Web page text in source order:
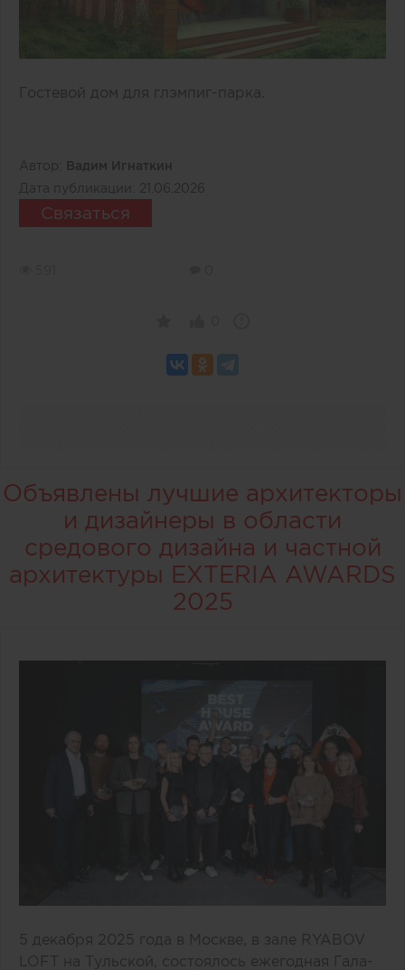
Гостевой дом для глэмпиг-парка.
Автор:
Вадим Игнаткин
Дата публикации:
21.06.2026
Связаться
Объявлены лучшие архитекторы
и дизайнеры в области
средового дизайна и частной
архитектуры EXTERIA AWARDS
2025
5 декабря 2025 года в Москве, в зале RYABOV
LOFT на Тульской, состоялось ежегодная Гала-